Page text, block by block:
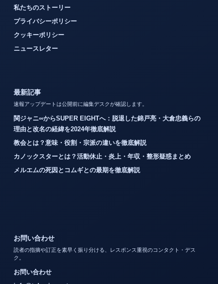
私たちのストーリー
プライバシーポリシー
クッキーポリシー
ニュースレター
最新記事
速報アップデートは公開前に編集デスクが確認します。
関ジャニ∞からSUPER EIGHTへ：脱退した錦戸亮・大倉忠義らの
理由と改名の経緯を2024年徹底解説
教会とは？意味・役割・宗派の違いを徹底解説
カノックスターとは？活動休止・炎上・年収・整形疑惑まとめ
メルエムの死因とコムギとの最期を徹底解説
お問い合わせ
読者の指摘や訂正を素早く振り分ける、レスポンス重視のコンタクト・デス
ク。
お問い合わせ